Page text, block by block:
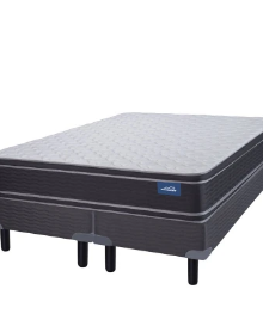
colchón y el sommier.
Modelo diseñado para personas
de gran contextura física
Máxima Densidad Copolimérica
60 kg.